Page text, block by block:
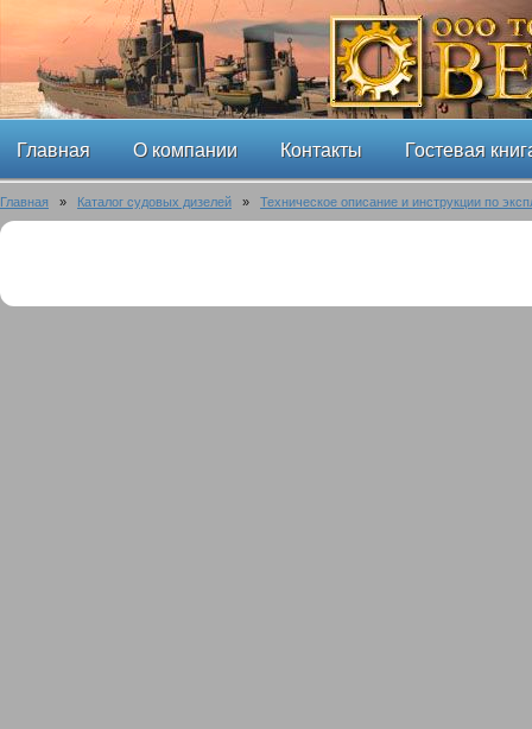
Главная О компании Контакты Гостевая
Главная » Каталог судовых дизелей » Техническое описание и инструкции по